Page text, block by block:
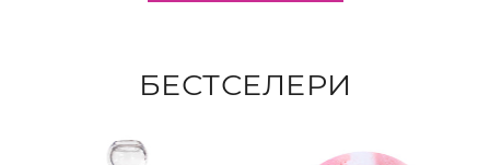
БЕСТСЕЛЕРИ